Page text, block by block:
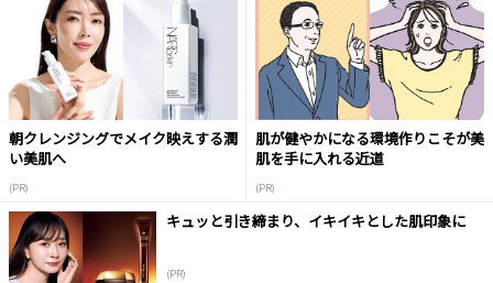
朝クレンジングでメイク映えする潤
い美肌へ
(PR)
肌が健やかになる環境作りこそが美
肌を手に入れる近道
(PR)
キュッと引き締まり、イキイキとした肌印象に
(PR)